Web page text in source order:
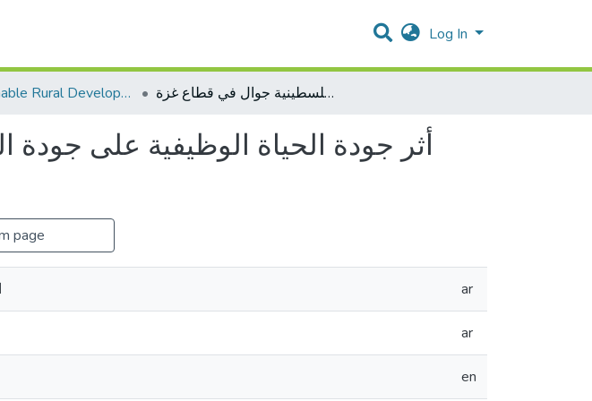
Log In
Sustainable Rural Development التنمية الريفية المستدامة أثر جودة الحياة الوظيفية على جودة القرارات الإدارية في شركة الاتصالات الخلوية الفلسطينية جوال في قطاع غزة
أثر جودة الحياة الوظيفية على جودة
page
ar
ar
en